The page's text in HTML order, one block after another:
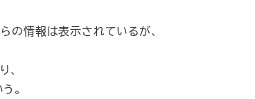
の情報は表示されているが、
。